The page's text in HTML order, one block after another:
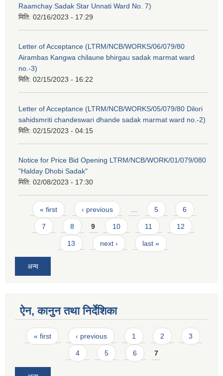
Raamchay Sadak Star Unnati Ward No. 7)
मिति: 02/16/2023 - 17:29
Letter of Acceptance (LTRM/NCB/WORKS/06/079/80
Airambas Kangwa chilaune bhirgau sadak marmat ward
no.-3)
मिति: 02/15/2023 - 16:22
Letter of Acceptance (LTRM/NCB/WORKS/05/079/80 Dilori
sahidsmriti chandeswari dhande sadak marmat ward no.-2)
मिति: 02/15/2023 - 04:15
Notice for Price Bid Opening LTRM/NCB/WORK/01/079/080
"Halday Dhobi Sadak"
मिति: 02/08/2023 - 17:30
Pages
« first ‹ previous 5 6
7 8 9 10 11 12
13 next › last »
अन्य
ऐन, कानुन तथा निर्देशिका
Pages
« first ‹ previous 1 2 3
4 5 6 7